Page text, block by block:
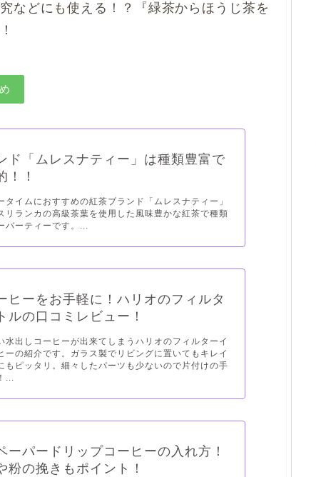
などにも使える！？『緑茶からほうじ茶を
ド「ムレスナティー」は種類豊富で
！！
タイムにおすすめの紅茶ブランド「ムレスナティー」
リランカの高級茶葉を使用した風味豊かな紅茶で種類
バーティーです。...
ヒーをお手軽に！ハリオのフィルタ
ルの口コミレビュー！
水出しコーヒーが出来てしまうハリオのフィルターイ
ーの紹介です。ガラス製でリビングに置いてもキレイ
もピッタリ。細々したパーツも少ないので片付けの手
...
ーパードリップコーヒーの入れ方！
粉の挽きもポイント！